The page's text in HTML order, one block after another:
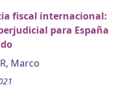
fiscal internacional:
para España
Marco